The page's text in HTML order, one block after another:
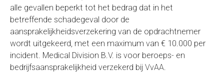
alle gevallen beperkt tot het bedrag dat in het
betreffende schadegeval door de
aansprakelijkheidsverzekering van de opdrachtnemer
wordt uitgekeerd, met een maximum van € 10.000 per
incident. Medical Division B.V. is voor beroeps- en
bedrijfs­aansprakelijkheid verzekerd bij VvAA.